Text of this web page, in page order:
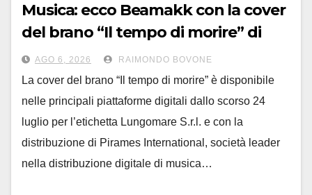
Musica: ecco Beamakk con la cover
del brano “Il tempo di morire” di
Battisti
AGO 6, 2026 RAIMONDO BOVONE
La cover del brano “Il tempo di morire” è disponibile
nelle principali piattaforme digitali dallo scorso 24
luglio per l’etichetta Lungomare S.r.l. e con la
distribuzione di Pirames International, società leader
nella distribuzione digitale di musica…